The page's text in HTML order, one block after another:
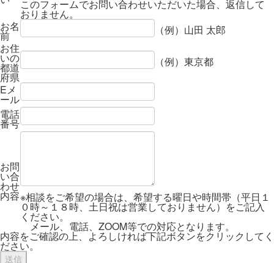
このフォームでお問い合わせいただいた場合、返信して
おりません。
お名
前
（例）山田 太郎
お住
いの
都道
府県
（例）東京都
Eメ
ール
電話
番号
お問
い合
わせ
内容※相談をご希望の場合は、希望する曜日や時間帯（平日１
０時～１８時、土日祝は営業しておりません）をご記入
ください。
メール、電話、ZOOM等での対応となります。
内容をご確認の上、よろしければ下記ボタンをクリックしてく
ださい。